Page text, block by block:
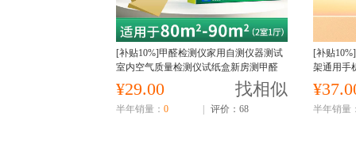
[补贴10%]甲醛检测仪家用自测仪器测试
室内空气质量检测仪试纸盒新房测甲醛
甲醛自测盒/10盒装[30分钟出结果]
¥29.00 找相似
半年销量： 0 评价：68
[补贴
架通用手
云台旅游
半年销量